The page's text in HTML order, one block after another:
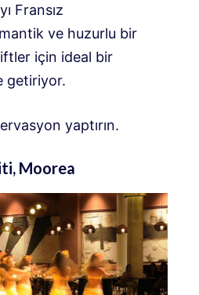
Fransız
ve huzurlu bir
için ideal bir
getiriyor.
yaptırın.
Moorea